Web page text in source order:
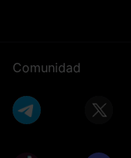
Comunidad